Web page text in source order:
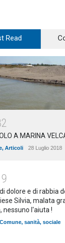
Read
A MARINA
, Articoli 28 Luglio 2018
di dolore e di rabbia
Silvia, malata
nessuno l'aiuta !
Comune, sanità, sociale